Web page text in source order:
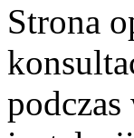
Strona